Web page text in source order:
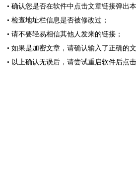
• 确认您是否在软件中点击文章链接弹出本
• 检查地址栏信息是否被修改过；
• 请不要轻易相信其他人发来的链接；
• 如果是加密文章，请确认输入了正确的文
• 以上确认无误后，请尝试重启软件后点